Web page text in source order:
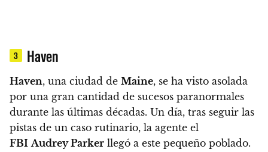
3 Haven
Haven, una ciudad de Maine, se ha visto asolada
por una gran cantidad de sucesos paranormales
durante las últimas décadas. Un día, tras seguir las
pistas de un caso rutinario, la agente el
FBI Audrey Parker llegó a este pequeño poblado.